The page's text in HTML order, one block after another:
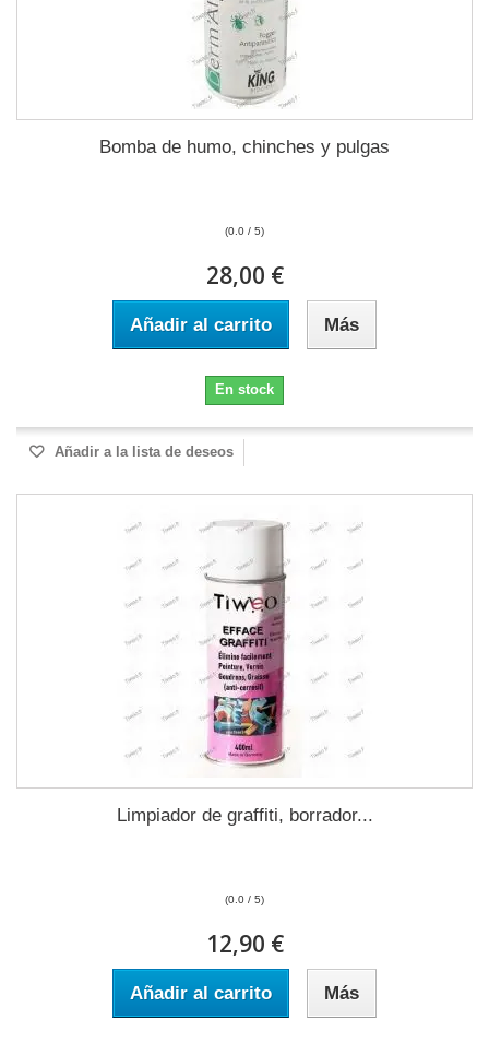
Bomba de humo, chinches y pulgas
(0.0 / 5)
28,00 €
Añadir al carrito Más
En stock
Añadir a la lista de deseos
Limpiador de graffiti, borrador...
(0.0 / 5)
12,90 €
Añadir al carrito Más